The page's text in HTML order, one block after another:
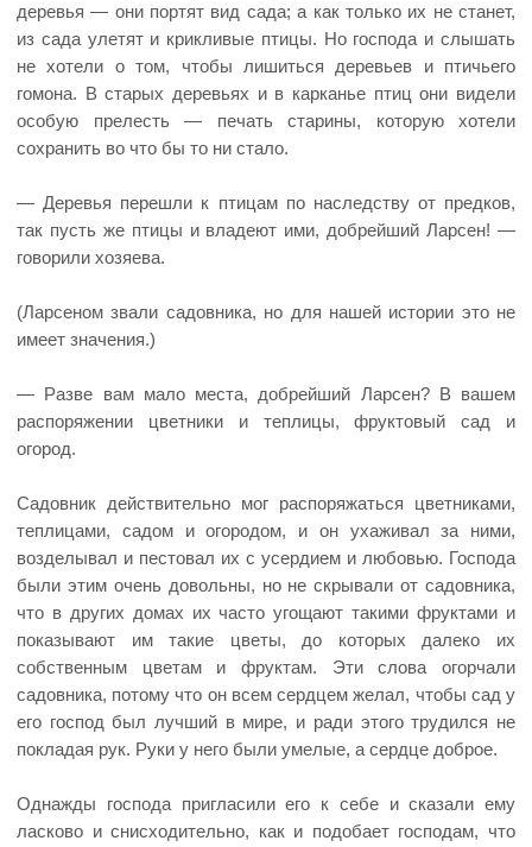
деревья — они портят вид сада; а как только их не станет,
из сада улетят и крикливые птицы. Но господа и слышать
не хотели о том, чтобы лишиться деревьев и птичьего
гомона. В старых деревьях и в карканье птиц они видели
особую прелесть — печать старины, которую хотели
сохранить во что бы то ни стало.
— Деревья перешли к птицам по наследству от предков,
так пусть же птицы и владеют ими, добрейший Ларсен! —
говорили хозяева.
(Ларсеном звали садовника, но для нашей истории это не
имеет значения.)
— Разве вам мало места, добрейший Ларсен? В вашем
распоряжении цветники и теплицы, фруктовый сад и
огород.
Садовник действительно мог распоряжаться цветниками,
теплицами, садом и огородом, и он ухаживал за ними,
возделывал и пестовал их с усердием и любовью. Господа
были этим очень довольны, но не скрывали от садовника,
что в других домах их часто угощают такими фруктами и
показывают им такие цветы, до которых далеко их
собственным цветам и фруктам. Эти слова огорчали
садовника, потому что он всем сердцем желал, чтобы сад у
его господ был лучший в мире, и ради этого трудился не
покладая рук. Руки у него были умелые, а сердце доброе.
Однажды господа пригласили его к себе и сказали ему
ласково и снисходительно, как и подобает господам, что